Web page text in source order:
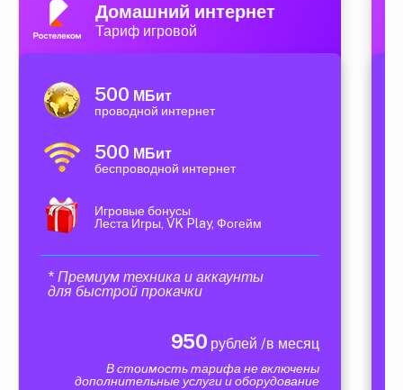
Домашний интернет
Тариф игровой
500 МБит
проводной интернет
500 МБит
беспроводной интернет
Игровые бонусы
Леста Игры, VK Play, Фогейм
* Премиум техника и аккаунты
для быстрой прокачки
950 рублей /в месяц
В стоимость тарифа не включены
дополнительные услуги и оборудование